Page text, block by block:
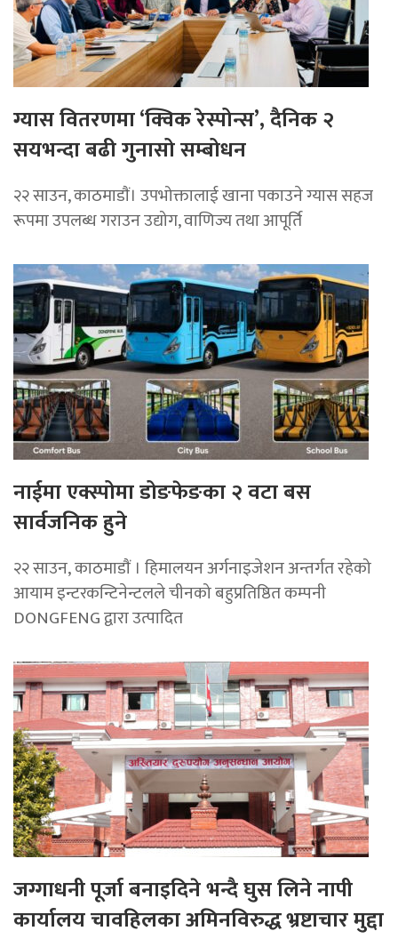
ग्यास वितरणमा ‘क्विक रेस्पोन्स’, दैनिक २
सयभन्दा बढी गुनासो सम्बोधन
२२ साउन, काठमाडाैं। उपभोक्तालाई खाना पकाउने ग्यास सहज
रूपमा उपलब्ध गराउन उद्योग, वाणिज्य तथा आपूर्ति
नाईमा एक्स्पोमा डोङफेङका २ वटा बस
सार्वजनिक हुने
२२ साउन, काठमाडाैं । हिमालयन अर्गनाइजेशन अन्तर्गत रहेको
आयाम इन्टरकन्टिनेन्टलले चीनको बहुप्रतिष्ठित कम्पनी
DONGFENG द्वारा उत्पादित
जग्गाधनी पूर्जा बनाइदिने भन्दै घुस लिने नापी
कार्यालय चावहिलका अमिनविरुद्ध भ्रष्टाचार मुद्दा